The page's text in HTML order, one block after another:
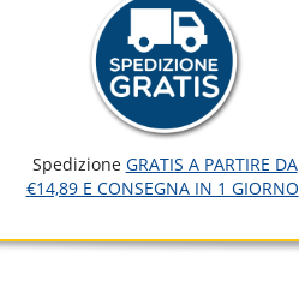
Spedizione GRATIS A PARTIRE DA
€14,89 E CONSEGNA IN 1 GIORNO